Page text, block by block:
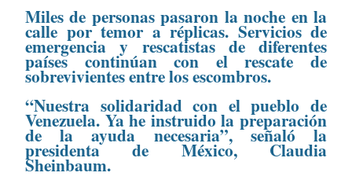
Miles de personas pasaron la noche en la
calle por temor a réplicas. Servicios de
emergencia y rescatistas de diferentes
países continúan con el rescate de
sobrevivientes entre los escombros.
“Nuestra solidaridad con el pueblo de
Venezuela. Ya he instruido la preparación
de la ayuda necesaria”, señaló la
presidenta de México, Claudia
Sheinbaum.